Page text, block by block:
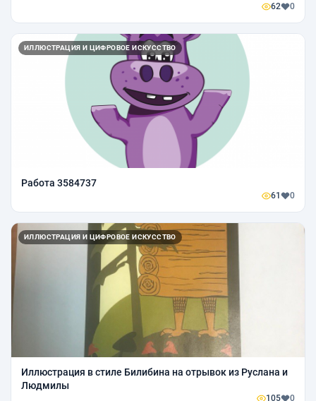
62 0
ИЛЛЮСТРАЦИЯ И ЦИФРОВОЕ ИСКУССТВО
Работа 3584737
61 0
ИЛЛЮСТРАЦИЯ И ЦИФРОВОЕ ИСКУССТВО
Иллюстрация в стиле Билибина на отрывок из Руслана и
Людмилы
105 0